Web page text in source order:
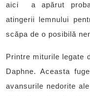
aici a apărut
atingerii lemnului
scăpa de o posibilă
Printre miturile legate
Daphne. Aceasta
avansurile nedorite